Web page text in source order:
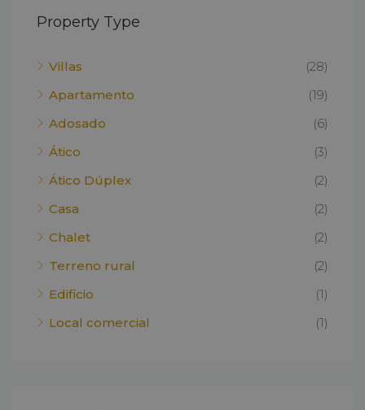
Property Type
Villas
(28)
Apartamento
(19)
Adosado
(6)
Ático
(3)
Ático Dúplex
(2)
Casa
(2)
Chalet
(2)
Terreno rural
(2)
Edificio
(1)
Local comercial
(1)